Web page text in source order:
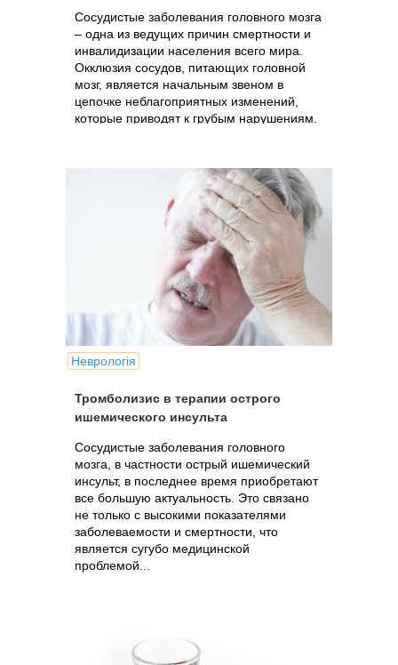
Сосудистые заболевания головного мозга
– одна из ведущих причин смертности и
инвалидизации населения всего мира.
Окклюзия сосудов, питающих головной
мозг, является начальным звеном в
цепочке неблагоприятных изменений,
которые приводят к грубым нарушениям.
Неврологія
Тромболизис в терапии острого
ишемического инсульта
Сосудистые заболевания головного
мозга, в частности острый ишемический
инсульт, в последнее время приобретают
все большую актуальность. Это связано
не только с высокими показателями
заболеваемости и смертности, что
является сугубо медицинской
проблемой...